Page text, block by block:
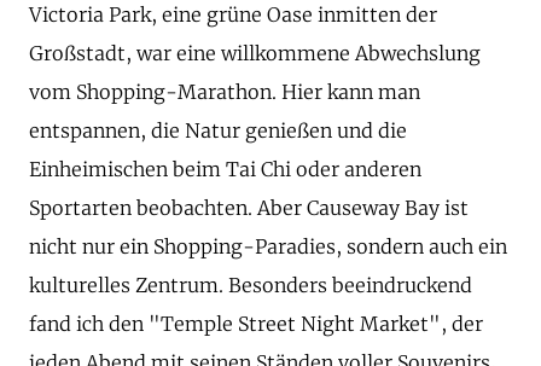
Victoria Park, eine grüne Oase inmitten der
Großstadt, war eine willkommene Abwechslung
vom Shopping-Marathon. Hier kann man
entspannen, die Natur genießen und die
Einheimischen beim Tai Chi oder anderen
Sportarten beobachten. Aber Causeway Bay ist
nicht nur ein Shopping-Paradies, sondern auch ein
kulturelles Zentrum. Besonders beeindruckend
fand ich den "Temple Street Night Market", der